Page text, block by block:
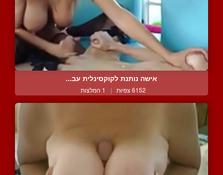
אישה נותנת לקוקסינלית עב...
6152 צפיות | 1 המלצות